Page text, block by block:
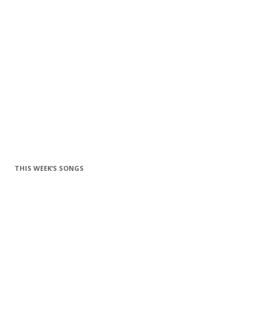
THIS WEEK’S SONGS